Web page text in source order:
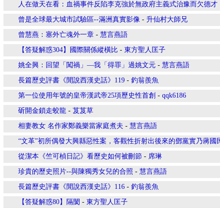
人在做天在看：血禍事件反陷李克強於無政府主義式治豫而欠德
曾是全球最大城市試驗區--滿洲真實影像 - 升仙村大師兄
曾慧燕：塞外亡魂外一章 - 慧言燕語
【答疑解惑304】國際關係縱橫比 - 東方聖人匡子
姚全興：回望「闖禍」—我「得罪」過姚文元 - 慧言燕語
長篇歷史評書《閒說西漢史話》119 - 釣翁羨魚
第一位使用年號的皇帝漢武帝25項歷史性首創 - qqk6186
斫開金鎖走蛟龍 - 芨芨草
相妻教女 名作家鄭義樂當家庭煮夫 - 慧言燕語
“文革”初所偶發大興縣惡性案，客觀性折射出後來的鄧黨實乃蔣國
從潔本《竺可楨日記》看歷史如何被刪節 - 席琳
珍貴的歷史照片--與陳獨秀女兒的合照 - 慧言燕語
長篇歷史評書《閒說西漢史話》116 - 釣翁羨魚
【答疑解惑80】隔閡 - 東方聖人匡子